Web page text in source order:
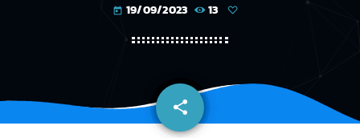
today 19/09/2023 13
share
email